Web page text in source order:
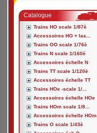
Catalogue
Trains HO scale 1/87è
Accessoires HO + las...
Trains OO scale 1/76è
Trains N scale 1/160è
Accessoires échelle N
Trains TT scale 1/120è
Accessoires échelle TT
Trains HOe -scale 1/...
Accessoires échelle HOe
Trains HOm scale 1/8...
Accessoires échelle HOm
Trains O scale 1/43è